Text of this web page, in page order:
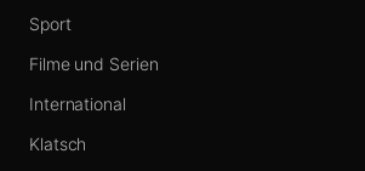
Sport
Filme und Serien
International
Klatsch